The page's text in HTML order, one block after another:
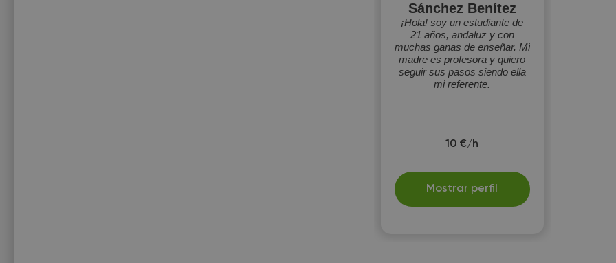
Sánchez Benítez
¡Hola! soy un estudiante de
21 años, andaluz y con
muchas ganas de enseñar. Mi
madre es profesora y quiero
seguir sus pasos siendo ella
mi referente.
10 €/h
Mostrar perfil